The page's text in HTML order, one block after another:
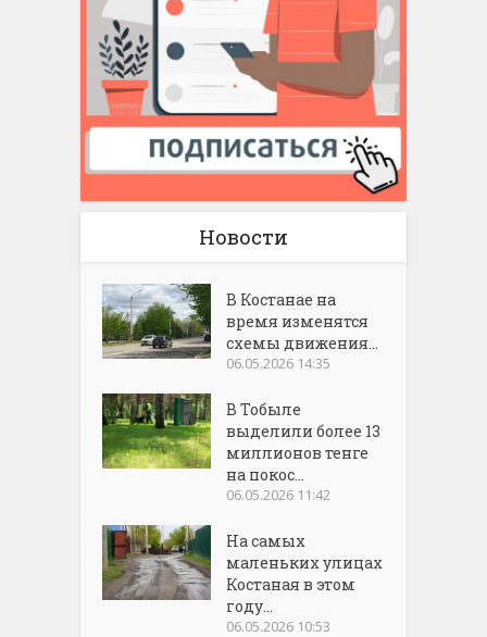
Новости
В Костанае на
время изменятся
схемы движения...
06.05.2026 14:35
В Тобыле
выделили более 13
миллионов тенге
на покос...
06.05.2026 11:42
На самых
маленьких улицах
Костаная в этом
году...
06.05.2026 10:53